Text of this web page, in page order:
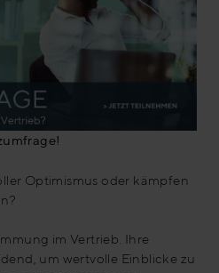
Optimismus oder kämpfen
im Vertrieb. Ihre
um wertvolle Einblicke zu